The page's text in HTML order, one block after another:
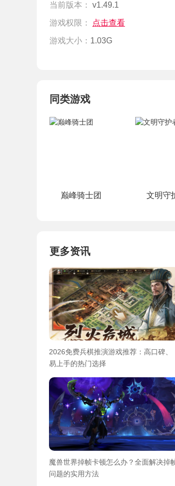
当前版本： v1.49.1
游戏权限： 点击查看
游戏大小： 1.03G
同类游戏
巅峰骑士团 文明守
更多资讯
2026免费兵棋推演游戏推荐：高口碑、
易上手的热门选择
魔兽世界掉帧卡顿怎么办？全面解决掉
问题的实用方法